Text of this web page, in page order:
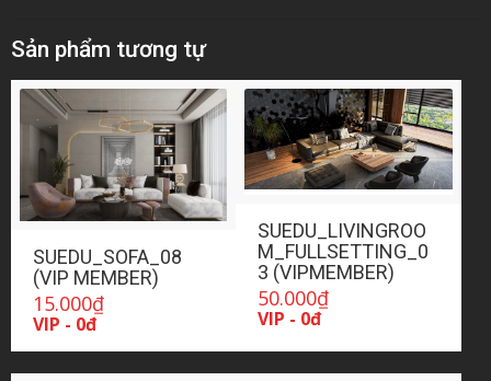
Sản phẩm tương tự
SUEDU_SOFA_08
(VIP MEMBER)
15.000₫
VIP - 0đ
SUEDU_LIVINGROO
M_FULLSETTING_0
3 (VIPMEMBER)
50.000₫
VIP - 0đ